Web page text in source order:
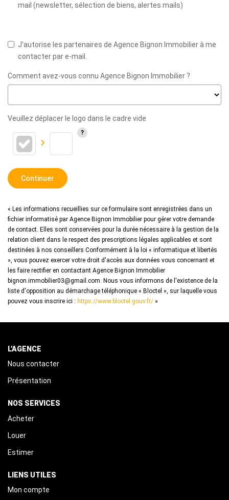
mail (newsletter, sélection de biens, alertes mails)
J'autorise les partenaires de Agence Bignon Immobilier à me
contacter par e-mail.
Comment avez-vous connu Agence Bignon Immobilier ?
Veuillez déplacer le logo dans le cadre vide
Continuer
« Les informations recueillies sur ce formulaire sont enregistrées dans un
fichier informatisé par Agence Bignon Immobilier pour gérer votre demande
de contact. Elles sont conservées pour la durée nécessaire à la gestion de la
relation client dans le respect des prescriptions légales applicables et sont
destinées à nos conseillers Conformément à la loi « informatique et libertés
», vous pouvez exercer votre droit d'accès aux données vous concernant et
les faire rectifier en contactant Agence Bignon Immobilier
bignon.immobilier03@gmail.com. Nous vous informons de l'existence de la
liste d'opposition au démarchage téléphonique « Bloctel », sur laquelle vous
pouvez vous inscrire ici : https://www.bloctel.gouv.fr/ »
L'AGENCE
Nous contacter
Présentation
NOS SERVICES
Acheter
Louer
Estimer
LIENS UTILES
Mon compte